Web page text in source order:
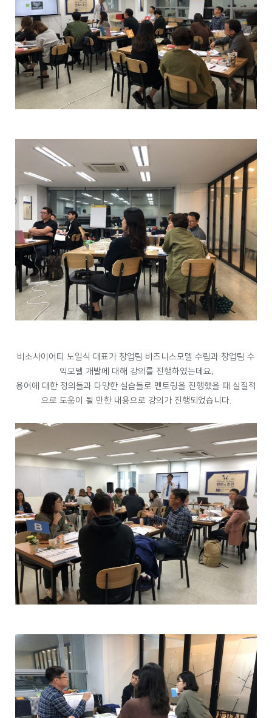
비소사이어티 노일식 대표가 창업팀 비즈니스모델 수립과 창업팀 수
익모델 개발에 대해 강의를 진행하였는데요,
용어에 대한 정의들과 다양한 실습들로 멘토링을 진행했을 때 실질적
으로 도움이 될 만한 내용으로 강의가 진행되었습니다.